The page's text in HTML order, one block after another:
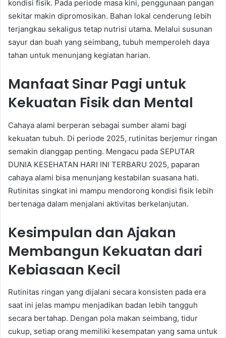
kondisi fisik. Pada periode masa kini, penggunaan pangan
sekitar makin dipromosikan. Bahan lokal cenderung lebih
terjangkau sekaligus tetap nutrisi utama. Melalui susunan
sayur dan buah yang seimbang, tubuh memperoleh daya
tahan untuk menunjang kegiatan harian.
Manfaat Sinar Pagi untuk
Kekuatan Fisik dan Mental
Cahaya alami berperan sebagai sumber alami bagi
kekuatan tubuh. Di periode 2025, rutinitas berjemur ringan
semakin dianggap penting. Mengacu pada SEPUTAR
DUNIA KESEHATAN HARI INI TERBARU 2025, paparan
cahaya alami bisa menunjang kestabilan suasana hati.
Rutinitas singkat ini mampu mendorong kondisi fisik lebih
bertenaga dalam menjalani aktivitas berkelanjutan.
Kesimpulan dan Ajakan
Membangun Kekuatan dari
Kebiasaan Kecil
Rutinitas ringan yang dijalani secara konsisten pada era
saat ini jelas mampu menjadikan badan lebih tangguh
secara bertahap. Dengan pola makan seimbang, tidur
cukup, setiap orang memiliki kesempatan yang sama untuk